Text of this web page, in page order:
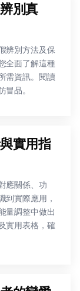
別真
辨別方法及保
全面了解這種
需資訊。閱讀
冒品。
實用指
應關係、功
到實際應用，
量調整中做出
實用表格，確